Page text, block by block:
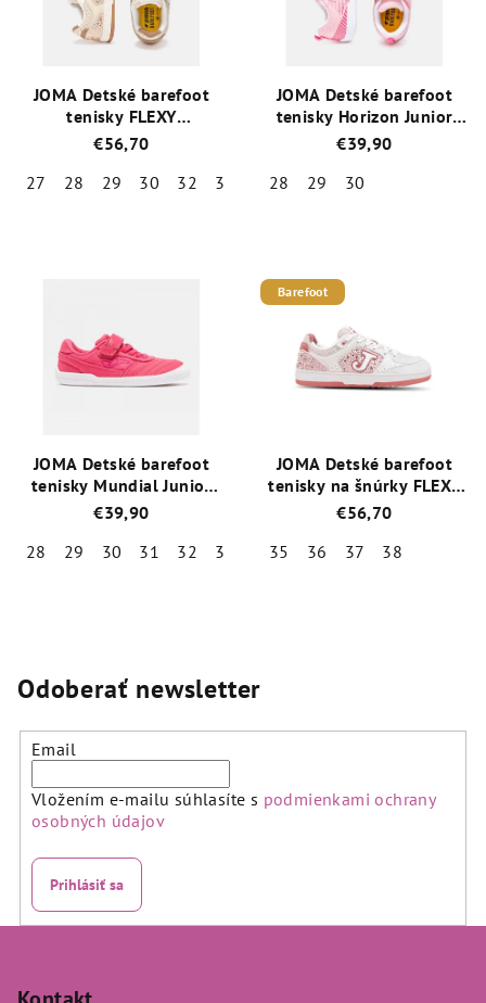
JOMA Detské barefoot
tenisky FLEXY
biele/ružové
€56,70
27
28 29 30 32 33 34
JOMA Detské barefoot
tenisky Horizon Junior
ružové
€39,90
28
29
30
5
hviezdičiek.
JOMA Detské barefoot
tenisky Mundial Junior
ružové
€39,90
28
29 30 31 32 33
Barefoot
JOMA Detské barefoot
tenisky na šnúrky FLEXY
biele/ružové
€56,70
35
36 37 38
Odoberať newsletter
Email
Vložením e-mailu súhlasíte s podmienkami ochrany
osobných údajov
Prihlásiť sa